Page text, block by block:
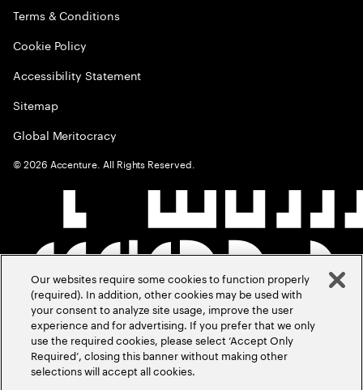
Terms & Conditions
Cookie Policy
Accessibility Statement
Sitemap
Global Meritocracy
©2026 Accenture. All Rights Reserved.
Our websites require some cookies to function properly
(required). In addition, other cookies may be used with
your consent to analyze site usage, improve the user
experience and for advertising. If you prefer that we only
use the required cookies, please select ‘Accept Only
Required’, closing this banner without making other
selections will accept all cookies.